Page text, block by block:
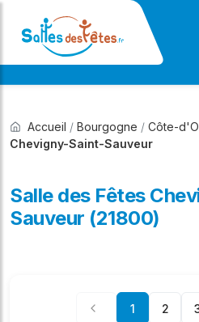
Accueil / Bourgogne / Côte-
Chevigny-Saint-Sauveur
Salle des Fêtes
Sauveur (21800)
1 2